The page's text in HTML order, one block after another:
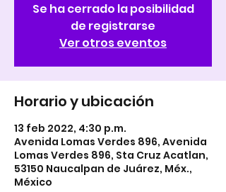
Se ha cerrado la posibilidad
de registrarse
Ver otros eventos
Horario y ubicación
13 feb 2022, 4:30 p.m.
Avenida Lomas Verdes 896, Avenida
Lomas Verdes 896, Sta Cruz Acatlan,
53150 Naucalpan de Juárez, Méx.,
México